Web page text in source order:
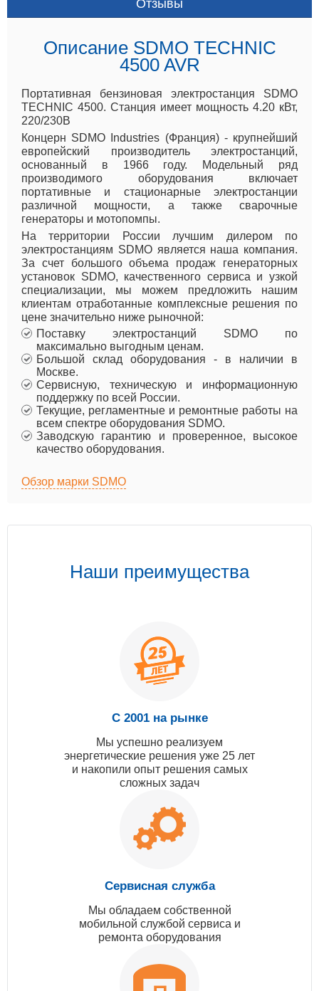
Отзывы
Описание SDMO TECHNIC
4500 AVR
Портативная бензиновая электростанция SDMO
TECHNIC 4500. Станция имеет мощность 4.20 кВт,
220/230В
Концерн SDMO Industries (Франция) - крупнейший
европейский производитель электростанций,
основанный в 1966 году. Модельный ряд
производимого оборудования включает
портативные и стационарные электростанции
различной мощности, а также сварочные
генераторы и мотопомпы.
На территории России лучшим дилером по
электростанциям SDMO является наша компания.
За счет большого объема продаж генераторных
установок SDMO, качественного сервиса и узкой
специализации, мы можем предложить нашим
клиентам отработанные комплексные решения по
цене значительно ниже рыночной:
Поставку электростанций SDMO по
максимально выгодным ценам.
Большой склад оборудования - в наличии в
Москве.
Сервисную, техническую и информационную
поддержку по всей России.
Текущие, регламентные и ремонтные работы на
всем спектре оборудования SDMO.
Заводскую гарантию и проверенное, высокое
качество оборудования.
Обзор марки SDMO
Наши преимущества
С 2001 на рынке
Мы успешно реализуем
энергетические решения уже 25 лет
и накопили опыт решения самых
сложных задач
Сервисная служба
Мы обладаем собственной
мобильной службой сервиса и
ремонта оборудования